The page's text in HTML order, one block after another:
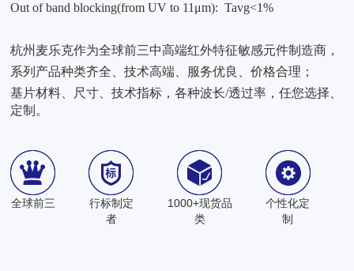
Out of band blocking(from UV to 11μm): Tavg<1%
杭州麦乐克作为全球前三中高端红外特征敏感元件制造商，
系列产品种类齐全、技术高端、服务优良、价格合理；
基片材料、尺寸、技术指标，各种波长/透过率，任您选择、
定制。
全球前三
行标制定
者
1000+现货品
类
个性化定
制